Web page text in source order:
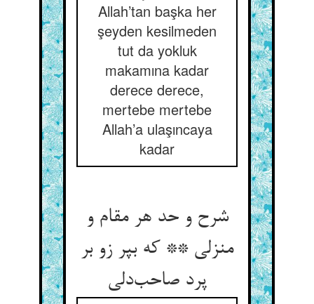
Allah’tan başka her
şeyden kesilmeden
tut da yokluk
makamına kadar
derece derece,
mertebe mertebe
Allah’a ulaşıncaya
kadar
شرح و حد هر مقام و
منزلی ** که بپر زو بر
پرد صاحب‌دلی